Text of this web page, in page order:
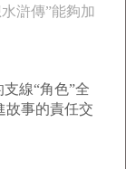
滸傳”能夠加
線“角色”全
故事的責任交